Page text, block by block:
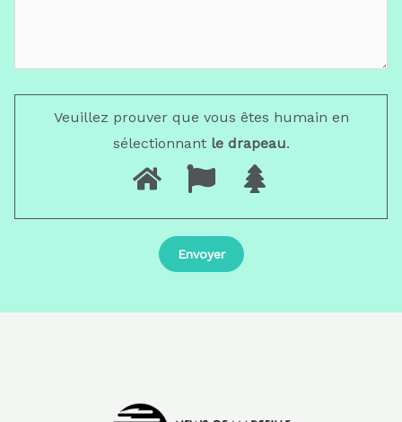
Veuillez prouver que vous êtes humain en
sélectionnantle drapeau.